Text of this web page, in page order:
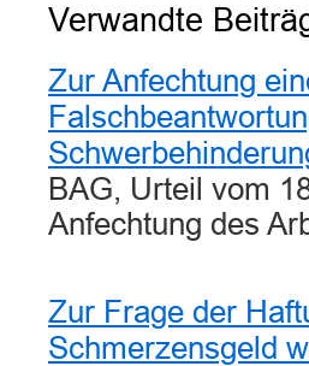
Verwandte
Zur Anfechtung
BAG, Urteil vom
Anfechtung des
Zur Frage der
Schmerzensgeld